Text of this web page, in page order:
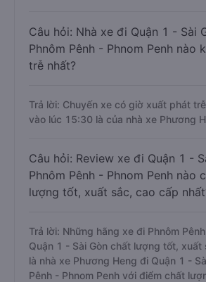
Câu hỏi: Nhà xe đi Quận 1 - Sài
Phnôm Pênh - Phnom Penh nào
trễ nhất?
Trả lời: Chuyến xe có giờ xuất phát
vào lúc 15:30 là của nhà xe Phương
Câu hỏi: Review xe đi Quận 1 -
Phnôm Pênh - Phnom Penh nào
lượng tốt, xuất sắc, cao cấp
Trả lời: Những hãng xe đi Phnôm
Quận 1 - Sài Gòn chất lượng tốt, xuất
là nhà xe Phương Heng đi Quận 1 -
Pênh - Phnom Penh với điểm chất